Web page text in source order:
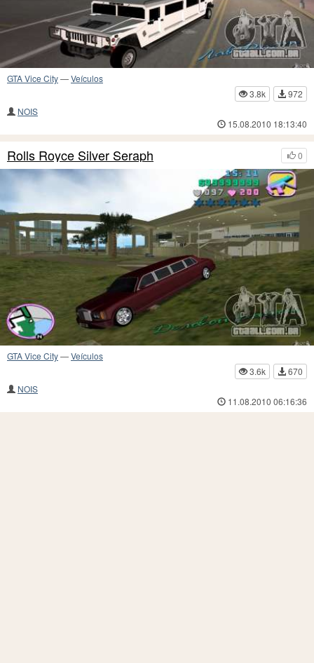
GTA Vice City—Veículos
3.8k
972
NOIS
15.08.2010 18:13:40
0
Rolls Royce Silver Seraph
GTA Vice City—Veículos
3.6k
670
NOIS
11.08.2010 06:16:36